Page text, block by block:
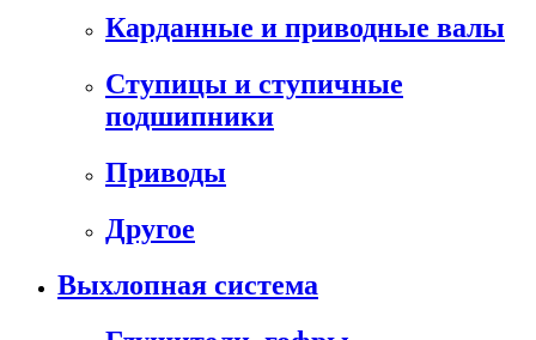
Карданные и приводные валы
Ступицы и ступичные
подшипники
Приводы
Другое
Выхлопная система